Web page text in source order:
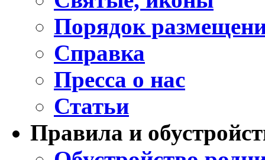
Порядок
Справка
Пресса о нас
Статьи
Правила и